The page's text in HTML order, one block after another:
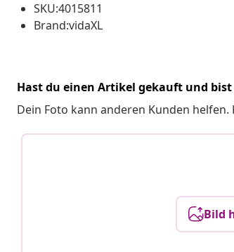
SKU:4015811
Brand:vidaXL
Hast du einen Artikel gekauft und
Dein Foto kann anderen Kunden
Bild